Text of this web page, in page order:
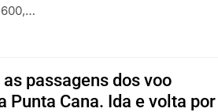
passagens dos voo
Punta Cana. Ida e volta por